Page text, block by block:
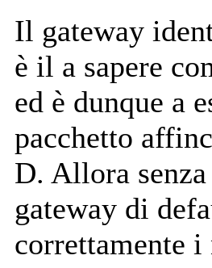
Il gateway
è il a sapere
ed è dunque a
pacchetto
D. Allora
gateway di
correttamente